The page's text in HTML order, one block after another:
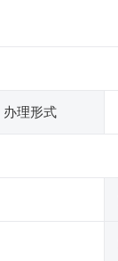
办理形式